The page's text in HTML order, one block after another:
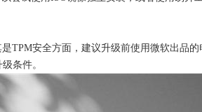
TPM安全方面，建议升级前使用微软出品
条件。